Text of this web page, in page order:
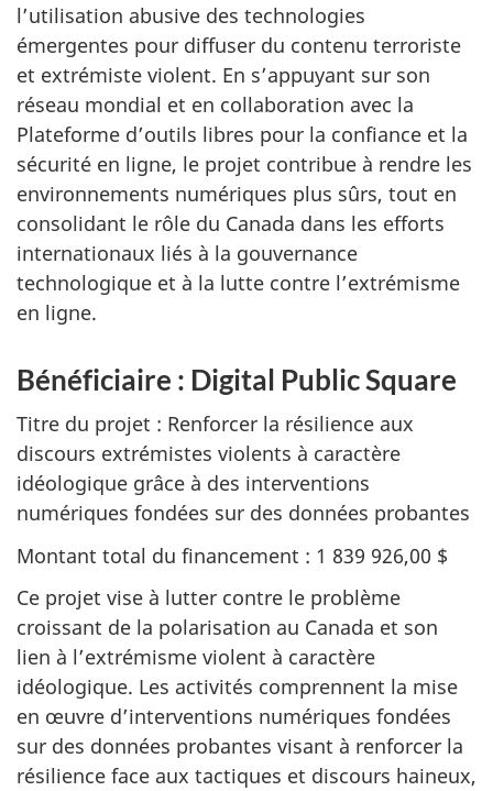
l’utilisation abusive des technologies
émergentes pour diffuser du contenu terroriste
et extrémiste violent. En s’appuyant sur son
réseau mondial et en collaboration avec la
Plateforme d’outils libres pour la confiance et la
sécurité en ligne, le projet contribue à rendre les
environnements numériques plus sûrs, tout en
consolidant le rôle du Canada dans les efforts
internationaux liés à la gouvernance
technologique et à la lutte contre l’extrémisme
en ligne.
Bénéficiaire : Digital Public Square
Titre du projet : Renforcer la résilience aux
discours extrémistes violents à caractère
idéologique grâce à des interventions
numériques fondées sur des données probantes
Montant total du financement : 1 839 926,00 $
Ce projet vise à lutter contre le problème
croissant de la polarisation au Canada et son
lien à l’extrémisme violent à caractère
idéologique. Les activités comprennent la mise
en œuvre d’interventions numériques fondées
sur des données probantes visant à renforcer la
résilience face aux tactiques et discours haineux,